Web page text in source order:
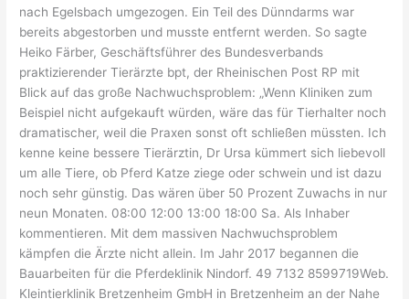
nach Egelsbach umgezogen. Ein Teil des Dünndarms war
bereits abgestorben und musste entfernt werden. So sagte
Heiko Färber, Geschäftsführer des Bundesverbands
praktizierender Tierärzte bpt, der Rheinischen Post RP mit
Blick auf das große Nachwuchsproblem: „Wenn Kliniken zum
Beispiel nicht aufgekauft würden, wäre das für Tierhalter noch
dramatischer, weil die Praxen sonst oft schließen müssten. Ich
kenne keine bessere Tierärztin, Dr Ursa kümmert sich liebevoll
um alle Tiere, ob Pferd Katze ziege oder schwein und ist dazu
noch sehr günstig. Das wären über 50 Prozent Zuwachs in nur
neun Monaten. 08:00 12:00 13:00 18:00 Sa. Als Inhaber
kommentieren. Mit dem massiven Nachwuchsproblem
kämpfen die Ärzte nicht allein. Im Jahr 2017 begannen die
Bauarbeiten für die Pferdeklinik Nindorf. 49 7132 8599719Web.
Kleintierklinik Bretzenheim GmbH in Bretzenheim an der Nahe